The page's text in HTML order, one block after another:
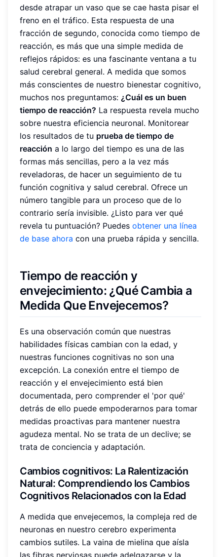
desde atrapar un vaso que se cae hasta pisar el
freno en el tráfico. Esta respuesta de una
fracción de segundo, conocida como tiempo de
reacción, es más que una simple medida de
reflejos rápidos: es una fascinante ventana a tu
salud cerebral general. A medida que somos
más conscientes de nuestro bienestar cognitivo,
muchos nos preguntamos: ¿Cuál es un buen
tiempo de reacción? La respuesta revela mucho
sobre nuestra eficiencia neuronal. Monitorear
los resultados de tu prueba de tiempo de
reacción a lo largo del tiempo es una de las
formas más sencillas, pero a la vez más
reveladoras, de hacer un seguimiento de tu
función cognitiva y salud cerebral. Ofrece un
número tangible para un proceso que de lo
contrario sería invisible. ¿Listo para ver qué
revela tu puntuación? Puedes obtener una línea
de base ahora con una prueba rápida y sencilla.
Tiempo de reacción y
envejecimiento: ¿Qué Cambia a
Medida Que Envejecemos?
Es una observación común que nuestras
habilidades físicas cambian con la edad, y
nuestras funciones cognitivas no son una
excepción. La conexión entre el tiempo de
reacción y el envejecimiento está bien
documentada, pero comprender el 'por qué'
detrás de ello puede empoderarnos para tomar
medidas proactivas para mantener nuestra
agudeza mental. No se trata de un declive; se
trata de conciencia y adaptación.
Cambios cognitivos: La Ralentización
Natural: Comprendiendo los Cambios
Cognitivos Relacionados con la Edad
A medida que envejecemos, la compleja red de
neuronas en nuestro cerebro experimenta
cambios sutiles. La vaina de mielina que aísla
las fibras nerviosas puede adelgazarse y la